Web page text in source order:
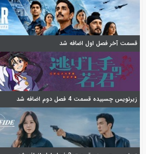
قسمت آخر فصل اول اضافه شد
زیرنویس چسبیده قسمت 4 فصل دوم اضافه شد